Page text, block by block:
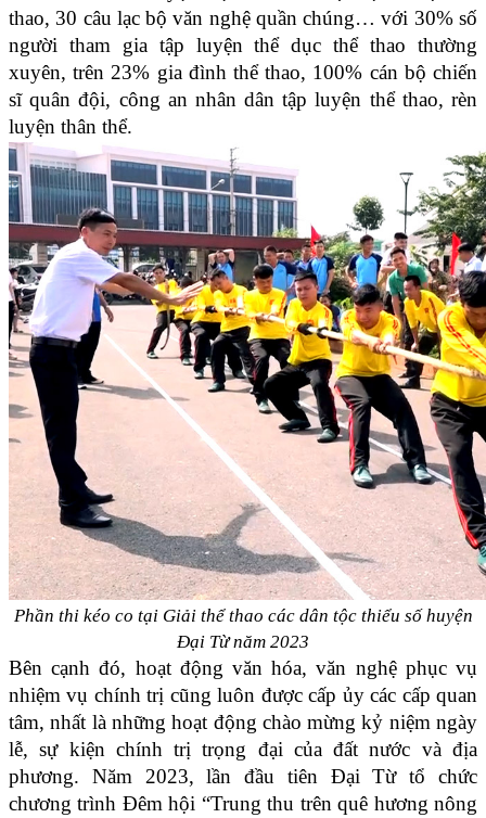
thao, 30 câu lạc bộ văn nghệ quần chúng… với 30% số
người tham gia tập luyện thể dục thể thao thường
xuyên, trên 23% gia đình thể thao, 100% cán bộ chiến
sĩ quân đội, công an nhân dân tập luyện thể thao, rèn
luyện thân thể.
Phần thi kéo co tại Giải thể thao các dân tộc thiểu số huyện
Đại Từ năm 2023
Bên cạnh đó, hoạt động văn hóa, văn nghệ phục vụ
nhiệm vụ chính trị cũng luôn được cấp ủy các cấp quan
tâm, nhất là những hoạt động chào mừng kỷ niệm ngày
lễ, sự kiện chính trị trọng đại của đất nước và địa
phương. Năm 2023, lần đầu tiên Đại Từ tổ chức
chương trình Đêm hội “Trung thu trên quê hương nông